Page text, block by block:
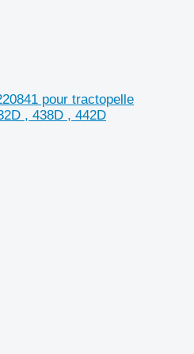
pour tractopelle
, 438D , 442D